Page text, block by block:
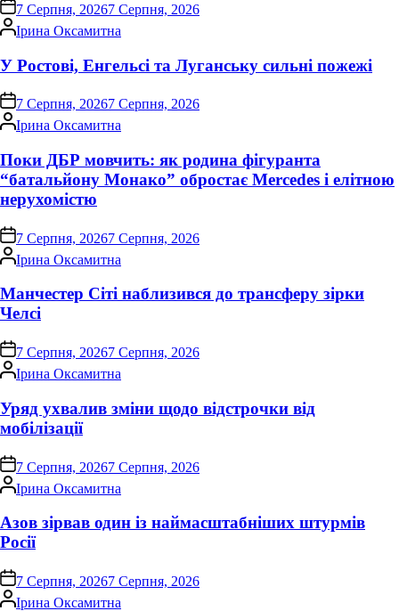
on 7 Серпня, 20267 Серпня, 2026
Опубліковано
Ірина Оксамитна
У Ростові, Енгельсі та Луганську сильні пожежі
on 7 Серпня, 20267 Серпня, 2026
Опубліковано
Ірина Оксамитна
Поки ДБР мовчить: як родина фігуранта
“батальйону Монако” обростає Mercedes і елітною
нерухомістю
on 7 Серпня, 20267 Серпня, 2026
Опубліковано
Ірина Оксамитна
Манчестер Сіті наблизився до трансферу зірки
Челсі
on 7 Серпня, 20267 Серпня, 2026
Опубліковано
Ірина Оксамитна
Уряд ухвалив зміни щодо відстрочки від
мобілізації
on 7 Серпня, 20267 Серпня, 2026
Опубліковано
Ірина Оксамитна
Азов зірвав один із наймасштабніших штурмів
Росії
on 7 Серпня, 20267 Серпня, 2026
Опубліковано
Ірина Оксамитна